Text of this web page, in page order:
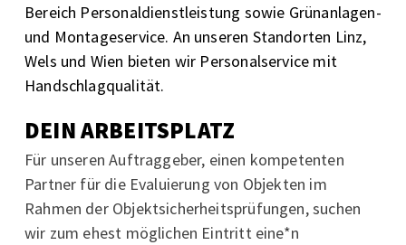
Bereich Personaldienstleistung sowie Grünanlagen-
und Montageservice. An unseren Standorten Linz,
Wels und Wien bieten wir Personalservice mit
Handschlagqualität.
DEIN ARBEITSPLATZ
Für unseren Auftraggeber, einen kompetenten
Partner für die Evaluierung von Objekten im
Rahmen der Objektsicherheitsprüfungen, suchen
wir zum ehest möglichen Eintritt eine*n